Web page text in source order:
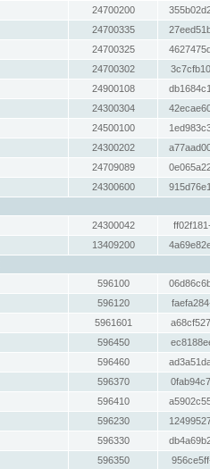
24700200
24700335
24700325
24700302
24900108
24300304
24500100
24300202
24709089
24300600
24300042
13409200
596100
596120
5961601
596450
596460
596370
596410
596230
596330
596350